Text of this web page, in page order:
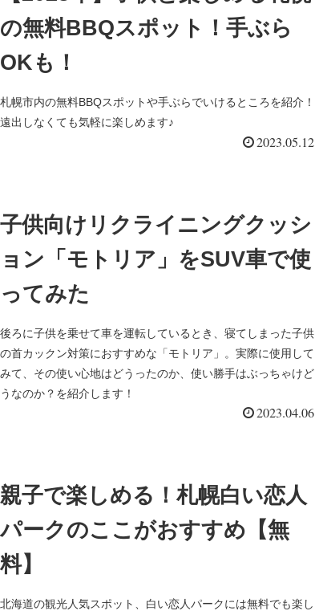
の無料BBQスポット！手ぶら
OKも！
札幌市内の無料BBQスポットや手ぶらでいけるところを紹介！
遠出しなくても気軽に楽しめます♪
2023.05.12
子供向けリクライニングクッシ
ョン「モトリア」をSUV車で使
ってみた
後ろに子供を乗せて車を運転しているとき、寝てしまった子供
の首カックン対策におすすめな「モトリア」。実際に使用して
みて、その使い心地はどうったのか、使い勝手はぶっちゃけど
うなのか？を紹介します！
2023.04.06
親子で楽しめる！札幌白い恋人
パークのここがおすすめ【無
料】
北海道の観光人気スポット、白い恋人パークには無料でも楽し